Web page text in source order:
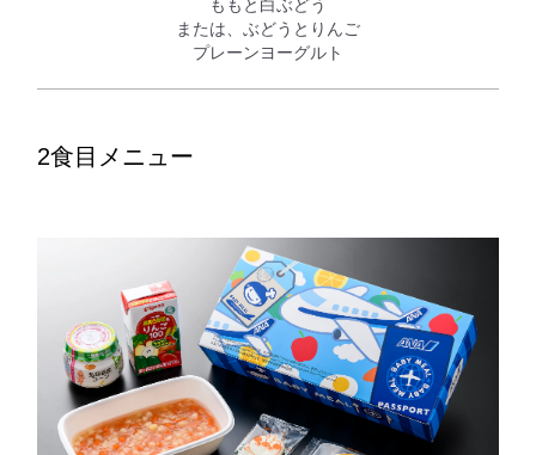
ももと白ぶどう
または、ぶどうとりんご
プレーンヨーグルト
2食目メニュー